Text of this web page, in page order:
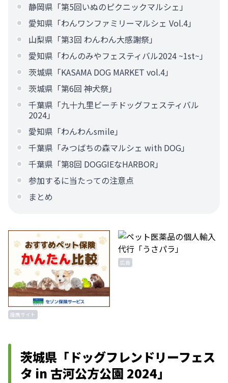
静岡県「第5回いぬのピクニックマルシェ」
愛知県「わんワンファミリーマルシェ Vol.4」
山梨県「第3回 わんわん大感謝祭」
愛知県「わんのみやフェスティバル2024 ~1st~」
茨城県「KASAMA DOG MARKET vol.4」
茨城県「第6回 神犬祭」
千葉県「九十九里ビーチドッグフェスティバル
2024」
愛知県「わんわんsmile」
千葉県「みつばちの森マルシェ with DOG」
千葉県「第8回 DOGGIEなHARBOR」
参加するに当たっての注意点
まとめ
提携サイト
広告
茨城県「ドッグフレンドリーフェス
タ in 古河公方公園 2024」